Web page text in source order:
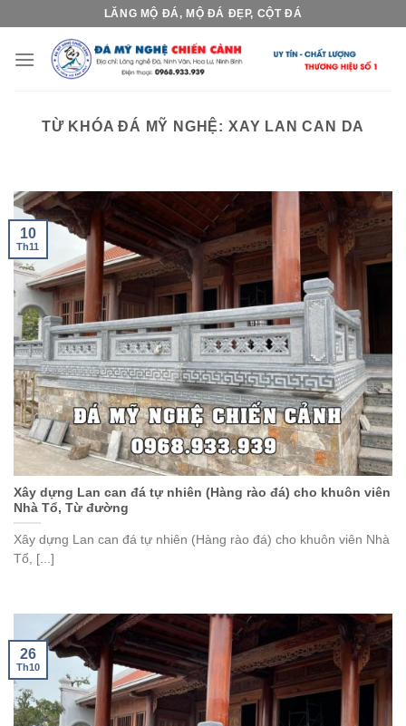
content
LĂNG MỘ ĐÁ, MỘ ĐÁ ĐẸP, CỘT ĐÁ
TỪ KHÓA ĐÁ MỸ NGHỆ: XAY LAN CAN DA
Xây dựng Lan can đá tự nhiên (Hàng rào đá) cho khuôn viên
Nhà Tổ, Từ đường
Xây dựng Lan can đá tự nhiên (Hàng rào đá) cho khuôn viên Nhà
Tổ, [...]
10
Th11
26
Th10